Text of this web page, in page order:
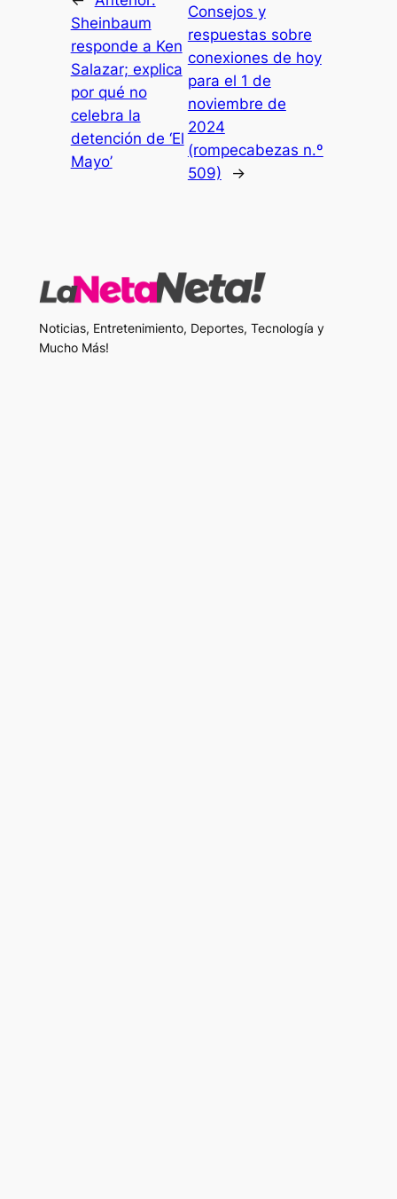
Sheinbaum
responde a Ken
Salazar; explica
por qué no
celebra la
detención de ‘El
Mayo’
Consejos y
respuestas sobre
conexiones de hoy
para el 1 de
noviembre de
2024
(rompecabezas n.º
509)
→
Noticias, Entretenimiento, Deportes, Tecnología y
Mucho Más!